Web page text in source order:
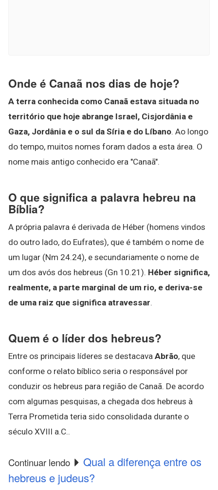
Onde é Canaã nos dias de hoje?
A terra conhecida como Canaã estava situada no
território que hoje abrange Israel, Cisjordânia e
Gaza, Jordânia e o sul da Síria e do Líbano. Ao longo
do tempo, muitos nomes foram dados a esta área. O
nome mais antigo conhecido era "Canaã".
O que significa a palavra hebreu na
Bíblia?
A própria palavra é derivada de Héber (homens vindos
do outro lado, do Eufrates), que é também o nome de
um lugar (Nm 24.24), e secundariamente o nome de
um dos avós dos hebreus (Gn 10.21). Héber significa,
realmente, a parte marginal de um rio, e deriva-se
de uma raiz que significa atravessar.
Quem é o líder dos hebreus?
Entre os principais líderes se destacava Abrão, que
conforme o relato bíblico seria o responsável por
conduzir os hebreus para região de Canaã. De acordo
com algumas pesquisas, a chegada dos hebreus à
Terra Prometida teria sido consolidada durante o
século XVIII a.C..
Continuar lendo
Qual a diferença entre os
hebreus e judeus?